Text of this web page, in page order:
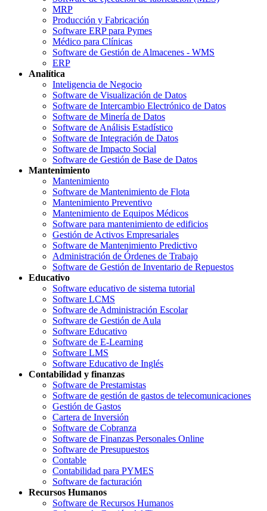
MRP
Producción y Fabricación
Software ERP para Pymes
Médico para Clínicas
Software de Gestión de Almacenes - WMS
ERP
Analítica
Inteligencia de Negocio
Software de Visualización de Datos
Software de Intercambio Electrónico de Datos
Software de Minería de Datos
Software de Análisis Estadístico
Software de Integración de Datos
Software de Impacto Social
Software de Gestión de Base de Datos
Mantenimiento
Mantenimiento
Software de Mantenimiento de Flota
Mantenimiento Preventivo
Mantenimiento de Equipos Médicos
Software para mantenimiento de edificios
Gestión de Activos Empresariales
Software de Mantenimiento Predictivo
Administración de Órdenes de Trabajo
Software de Gestión de Inventario de Repuestos
Educativo
Software educativo de sistema tutorial
Software LCMS
Software de Administración Escolar
Software de Gestión de Aula
Software Educativo
Software de E-Learning
Software LMS
Software Educativo de Inglés
Contabilidad y finanzas
Software de Prestamistas
Software de gestión de gastos de telecomunicaciones
Gestión de Gastos
Cartera de Inversión
Software de Cobranza
Software de Finanzas Personales Online
Software de Presupuestos
Contable
Contabilidad para PYMES
Software de facturación
Recursos Humanos
Software de Recursos Humanos